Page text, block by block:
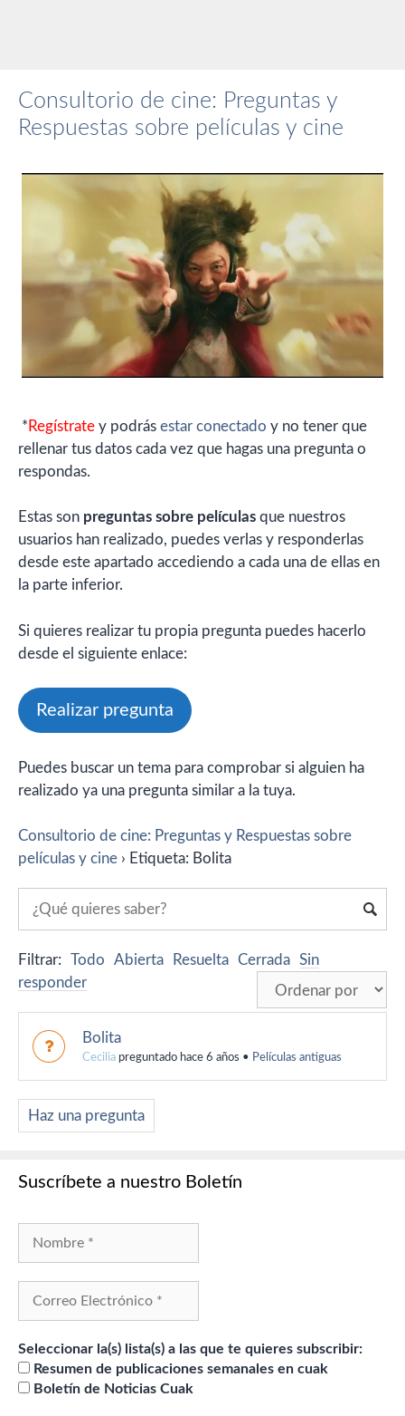
Consultorio de cine: Preguntas y
Respuestas sobre películas y cine
* Regístrate y podrás estar conectado y no tener que
rellenar tus datos cada vez que hagas una pregunta o
respondas.
Estas son preguntas sobre películas que nuestros
usuarios han realizado, puedes verlas y responderlas
desde este apartado accediendo a cada una de ellas en
la parte inferior.
Si quieres realizar tu propia pregunta puedes hacerlo
desde el siguiente enlace:
Realizar pregunta
Puedes buscar un tema para comprobar si alguien ha
realizado ya una pregunta similar a la tuya.
Consultorio de cine: Preguntas y Respuestas sobre
películas y cine › Etiqueta: Bolita
Filtrar: Todo Abierta Resuelta Cerrada Sin
responder
Bolita
Cecilia preguntado hace 6 años • Películas antiguas
Haz una pregunta
Suscríbete a nuestro Boletín
Seleccionar la(s) lista(s) a las que te quieres subscribir:
Resumen de publicaciones semanales en cuak
Boletín de Noticias Cuak